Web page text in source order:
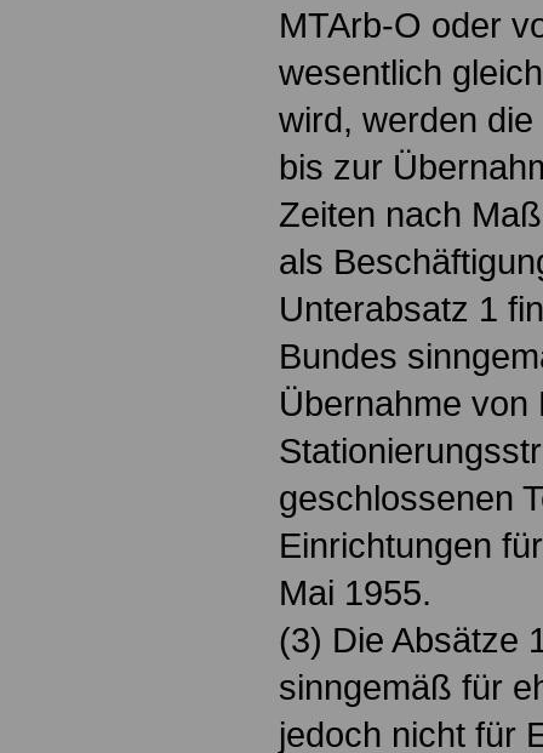
MTArb-O oder
wesentlich
wird, werden
bis zur
Zeiten nach
als
Unterabsatz 1
Bundes
Übernahme von
geschlossenen
Einrichtungen
Mai 1955.
(3) Die Absätze
sinngemäß für
jedoch nicht für